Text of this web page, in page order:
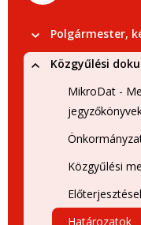
Polgármester,
Közgyűlési
MikroDat -
Közgyűlési
Határozatok